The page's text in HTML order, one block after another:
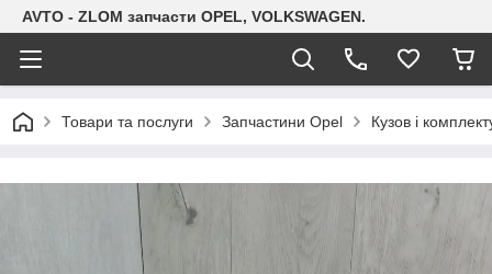
AVTO - ZLOM запчасти OPEL, VOLKSWAGEN.
Товари та послуги Запчастини Opel Кузов і